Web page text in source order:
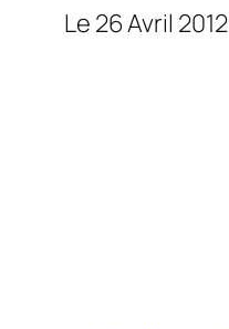
Le 26 Avril 2012